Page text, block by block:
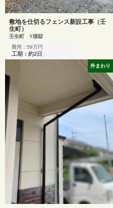
敷地を仕切るフェンス新設工事（壬
生町）
壬生町 Y様邸
費用：59万円
工期：約2日
外まわり